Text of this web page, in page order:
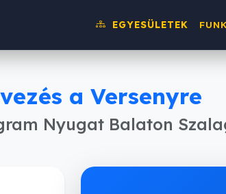
EGYESÜLETEK
a Versenyre
Nyugat Balaton